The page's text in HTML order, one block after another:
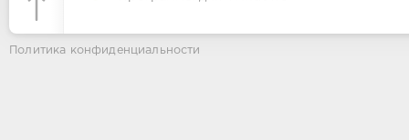
Политика конфиденциальности